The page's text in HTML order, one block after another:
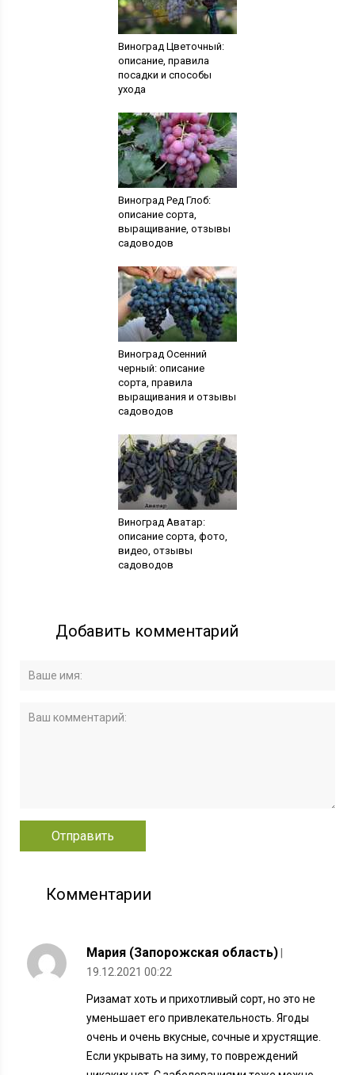
Виноград Цветочный:
описание, правила
посадки и способы
ухода
Виноград Ред Глоб:
описание сорта,
выращивание, отзывы
садоводов
Виноград Осенний
черный: описание
сорта, правила
выращивания и отзывы
садоводов
Виноград Аватар:
описание сорта, фото,
видео, отзывы
садоводов
Добавить комментарий
Комментарии
Мария (Запорожская область)
19.12.2021 00:22
Ризамат хоть и прихотливый сорт, но это не
уменьшает его привлекательность. Ягоды
очень и очень вкусные, сочные и хрустящие.
Если укрывать на зиму, то повреждений